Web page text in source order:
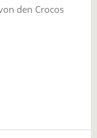
den Crocos